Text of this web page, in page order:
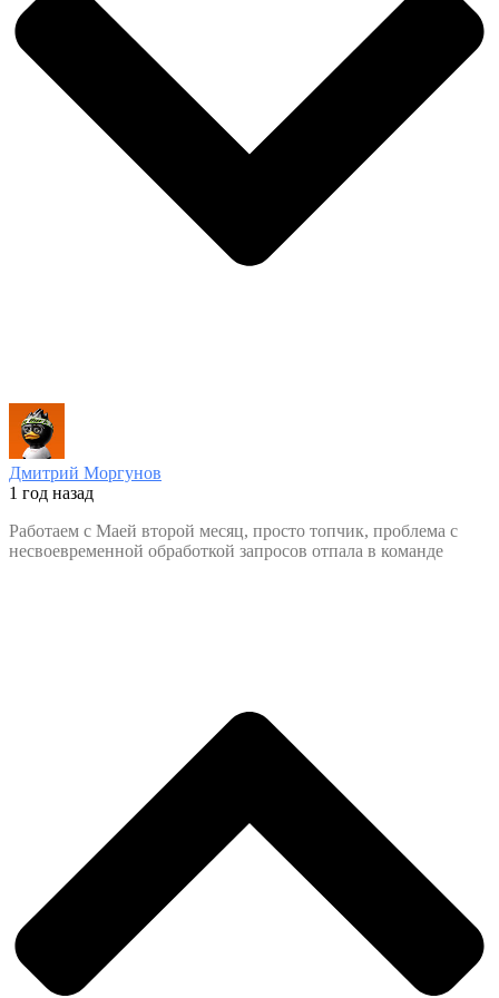
Дмитрий Моргунов
1 год назад
Работаем с Маей второй месяц, просто топчик, проблема с
несвоевременной обработкой запросов отпала в команде